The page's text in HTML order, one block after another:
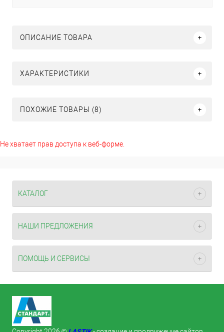
ОПИСАНИЕ ТОВАРА
ХАРАКТЕРИСТИКИ
ПОХОЖИЕ ТОВАРЫ (8)
Не хватает прав доступа к веб-форме.
КАТАЛОГ
НАШИ ПРЕДЛОЖЕНИЯ
ПОМОЩЬ И СЕРВИСЫ